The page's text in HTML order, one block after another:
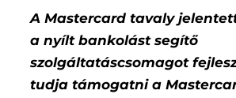
A Mastercard tavaly
a nyílt bankolást segítő
szolgáltatáscsomagot
tudja támogatni a